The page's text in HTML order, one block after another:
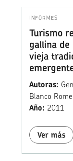
INFORMES
Turismo
gallina de
vieja
Autoras:
Blanco
Año: 2011
Ver más